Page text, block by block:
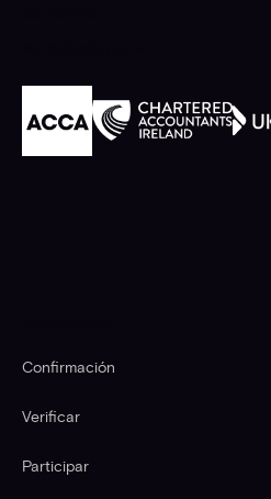
Confirmación
Verificar
Participar